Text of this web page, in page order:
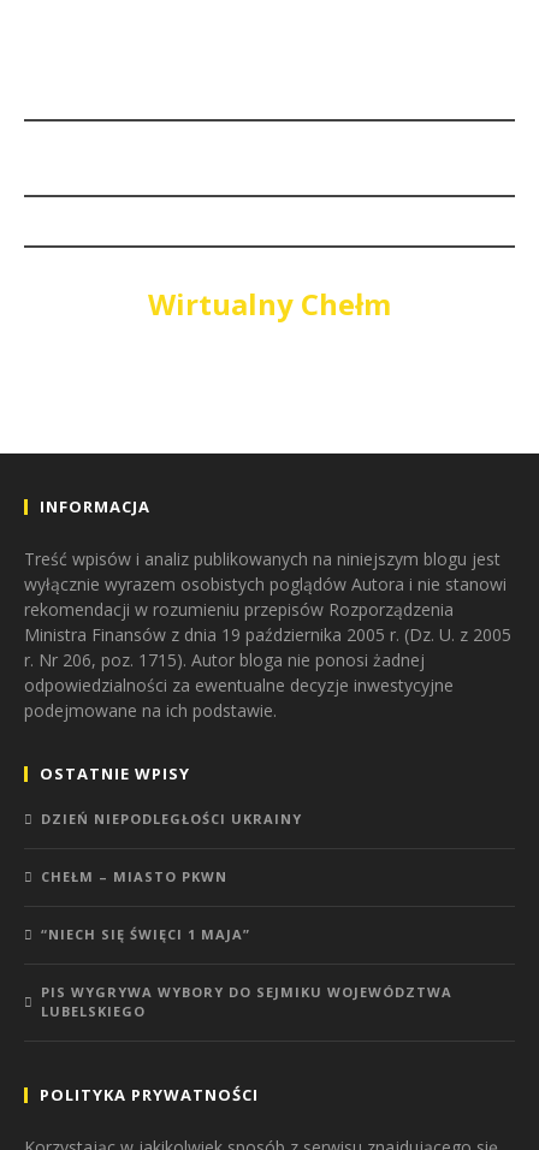
Wirtualny Chełm
INFORMACJA
Treść wpisów i analiz publikowanych na niniejszym blogu jest
wyłącznie wyrazem osobistych poglądów Autora i nie stanowi
rekomendacji w rozumieniu przepisów Rozporządzenia
Ministra Finansów z dnia 19 października 2005 r. (Dz. U. z 2005
r. Nr 206, poz. 1715). Autor bloga nie ponosi żadnej
odpowiedzialności za ewentualne decyzje inwestycyjne
podejmowane na ich podstawie.
OSTATNIE WPISY
DZIEŃ NIEPODLEGŁOŚCI UKRAINY
CHEŁM – MIASTO PKWN
“NIECH SIĘ ŚWIĘCI 1 MAJA”
PIS WYGRYWA WYBORY DO SEJMIKU WOJEWÓDZTWA
LUBELSKIEGO
POLITYKA PRYWATNOŚCI